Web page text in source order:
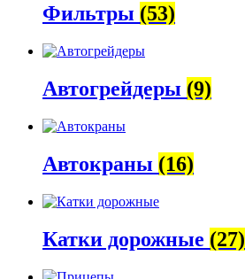
Фильтры (53)
Автогрейдеры (9)
Автокраны (16)
Катки дорожные (27)